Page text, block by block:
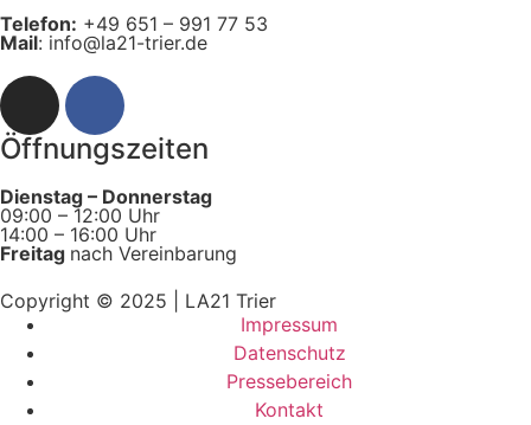
Telefon: +49 651 – 991 77 53
Mail: info@la21-trier.de
Öffnungszeiten
Dienstag – Donnerstag
09:00 – 12:00 Uhr
14:00 – 16:00 Uhr
Freitag nach Vereinbarung
Copyright © 2025 | LA21 Trier
Impressum
Datenschutz
Pressebereich
Kontakt